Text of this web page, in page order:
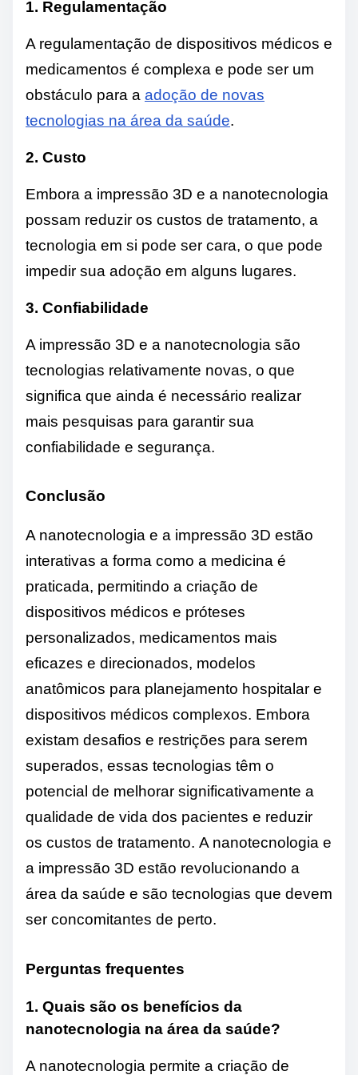
1. Regulamentação
A regulamentação de dispositivos médicos e
medicamentos é complexa e pode ser um
obstáculo para a adoção de novas
tecnologias na área da saúde.
2. Custo
Embora a impressão 3D e a nanotecnologia
possam reduzir os custos de tratamento, a
tecnologia em si pode ser cara, o que pode
impedir sua adoção em alguns lugares.
3. Confiabilidade
A impressão 3D e a nanotecnologia são
tecnologias relativamente novas, o que
significa que ainda é necessário realizar
mais pesquisas para garantir sua
confiabilidade e segurança.
Conclusão
A nanotecnologia e a impressão 3D estão
interativas a forma como a medicina é
praticada, permitindo a criação de
dispositivos médicos e próteses
personalizados, medicamentos mais
eficazes e direcionados, modelos
anatômicos para planejamento hospitalar e
dispositivos médicos complexos. Embora
existam desafios e restrições para serem
superados, essas tecnologias têm o
potencial de melhorar significativamente a
qualidade de vida dos pacientes e reduzir
os custos de tratamento. A nanotecnologia e
a impressão 3D estão revolucionando a
área da saúde e são tecnologias que devem
ser concomitantes de perto.
Perguntas frequentes
1. Quais são os benefícios da
nanotecnologia na área da saúde?
A nanotecnologia permite a criação de